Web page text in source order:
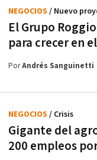
El Grupo
para crecer en
NEGOCIOS / Nuevo
PorAndrés Sanguinetti
Gigante del
200 empleos
NEGOCIOS / Crisis